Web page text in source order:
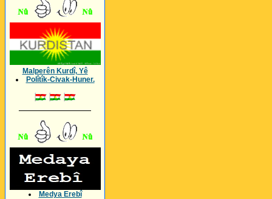
Malperên Kurdî, Yê
Polîtîk-Civak-Huner.
Medya Erebî